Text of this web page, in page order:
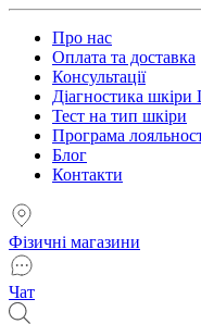
Про нас
Оплата та доставка
Консультації
Діагностика шкіри
Тест на тип шкіри
Програма
Блог
Контакти
Фізичні магазини
Чат